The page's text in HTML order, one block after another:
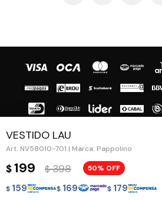
VESTIDO LAU
NV58010-701 | Marca: Pappolino
$199 $ 398 50
$ 159 $ 169 $ 179